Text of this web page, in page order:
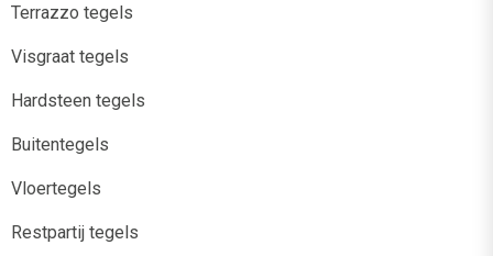
Terrazzo tegels
Visgraat tegels
Hardsteen tegels
Buitentegels
Vloertegels
Restpartij tegels